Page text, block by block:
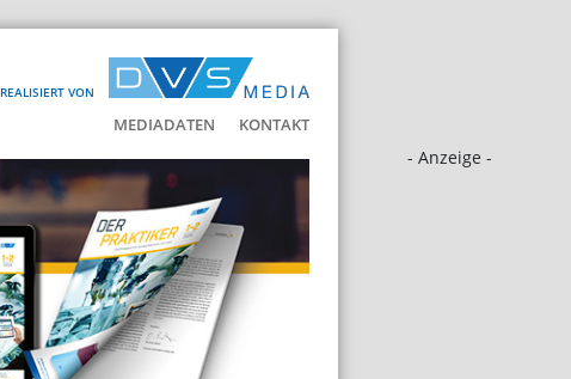
REALISIERT VON
MEDIADATEN KONTAKT
- Anzeige -